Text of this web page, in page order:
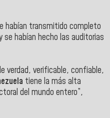
habían transmitido completo
se habían hecho las auditorias
verdad, verificable, confiable,
tiene la más alta
del mundo entero”,